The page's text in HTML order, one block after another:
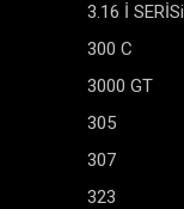
3.16 İ SERİSi
300 C
3000 GT
305
307
323